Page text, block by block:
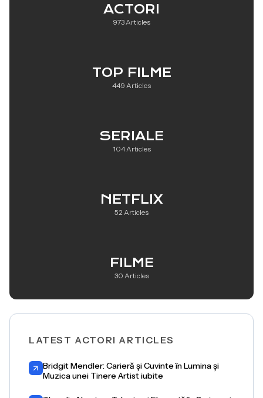
ACTORI
973 Articles
TOP FILME
449 Articles
SERIALE
104 Articles
NETFLIX
52 Articles
FILME
30 Articles
LATEST ACTORI ARTICLES
Bridgit Mendler: Carieră și Cuvinte în Lumina și
Muzica unei Tinere Artist iubite